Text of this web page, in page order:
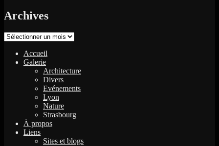
Archives
Archives
Accueil
Galerie
Architecture
Divers
Evénements
Lyon
Nature
Strasbourg
À propos
Liens
Sites et blogs